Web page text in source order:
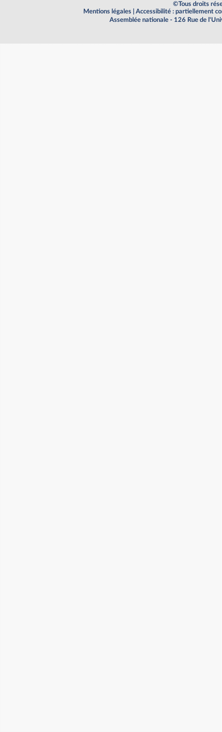
©Tous droits
Mentions légales
Accessibilité : partiellement
Assemblée nationale - 126 Rue de